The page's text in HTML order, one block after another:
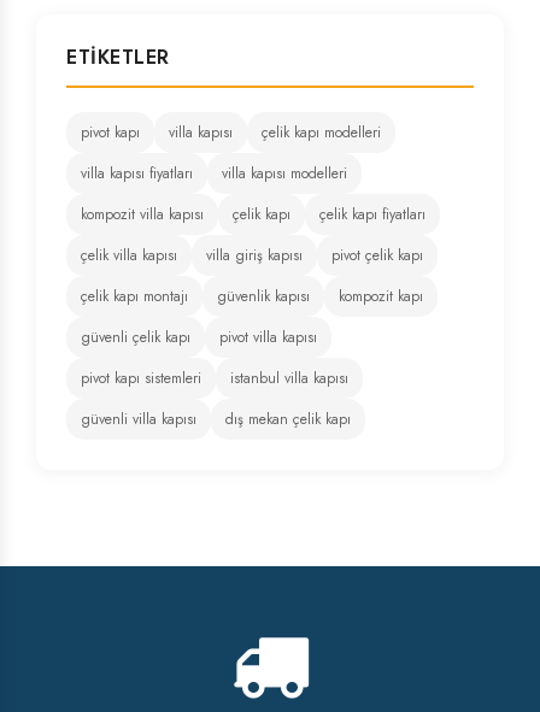
ETIKETLER
pivot kapı villa kapısı
çelik kapı modelleri
villa kapısı fiyatları
villa kapısı modelleri
kompozit villa kapısı
çelik kapı
çelik kapı fiyatları
çelik villa kapısı
villa giriş kapısı
pivot çelik kapı
çelik kapı montajı
güvenlik kapısı
kompozit kapı
güvenli çelik kapı
pivot villa kapısı
pivot kapı sistemleri
istanbul villa kapısı
güvenli villa kapısı
dış mekan çelik kapı